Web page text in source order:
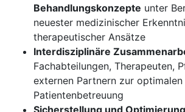
Behandlungskonzepte unter
neuester medizinischer
therapeutischer Ansätze
Interdisziplinäre
Fachabteilungen, Therapeuten,
externen Partnern zur optimalen
Patientenbetreuung
Sicherstellung und